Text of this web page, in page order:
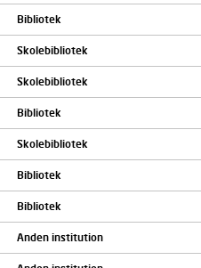
Bibliotek
Skolebibliotek
Skolebibliotek
Bibliotek
Skolebibliotek
Bibliotek
Bibliotek
Anden institution